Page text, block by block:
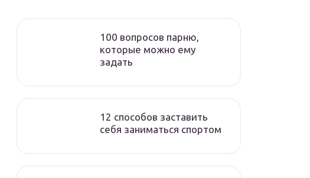
100 вопросов парню,
которые можно ему
задать
12 способов заставить
себя заниматься спортом